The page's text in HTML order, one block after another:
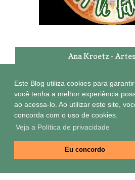
Este Blog utiliza cookies para
você tenha a melhor experiência
ao acessa-lo. Ao utilizar este site,
concorda com o uso de cookies.
Veja a Política de privacidade
Eu concordo
Ana Kroetz -